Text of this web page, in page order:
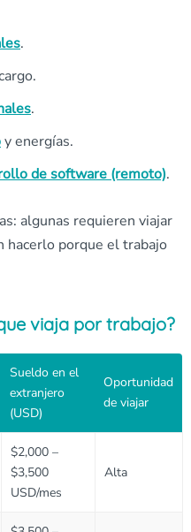
.
.
y energías.
de software (remoto).
algunas requieren viajar
porque el trabajo
viaja por trabajo?
Sueldo en el
extranjero
(USD)
Oportunidad
de viajar
$2,000 –
$3,500
USD/mes
Alta